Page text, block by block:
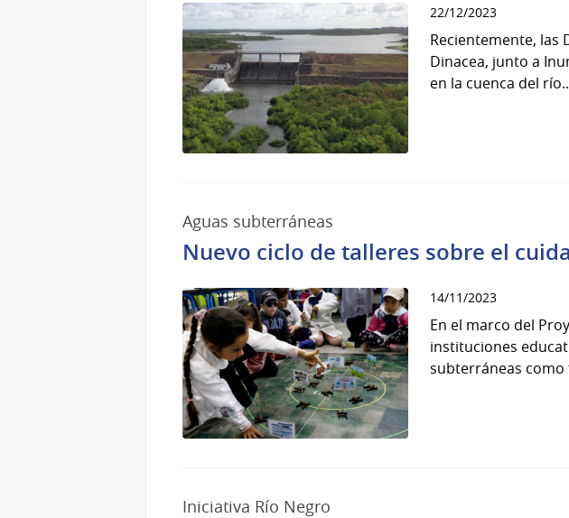
22/12/2023
Recientemente, las
Dinacea, junto a
en la cuenca del
Aguas subterráneas
Nuevo ciclo de talleres sobre el
14/11/2023
En el marco del
instituciones
subterráneas como
Iniciativa Río Negro